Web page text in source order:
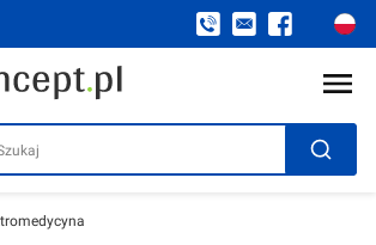
w koszyku: 0. Zobacz szczegóły
Szukaj